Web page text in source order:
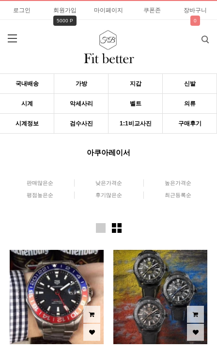
로그인 회원가입
5000 P
마이페이지 쿠폰존 장바구니
0
국내배송 가방 지갑 신발
시계 악세사리 벨트 의류
시계정보 검수사진 1:1비교사진 구매후기
아쿠아레이서
판매많은순 낮은가격순 높은가격순
평점높은순 후기많은순 최근등록순